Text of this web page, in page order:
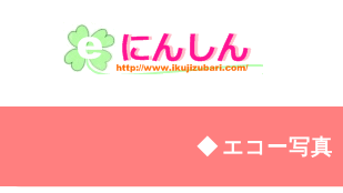
エコー写真